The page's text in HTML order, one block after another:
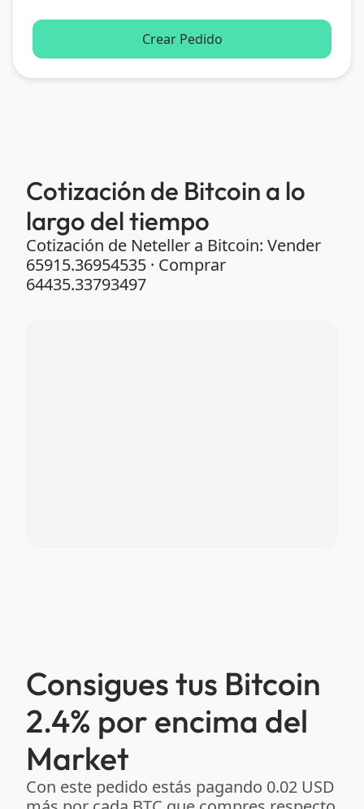
Crear Pedido
Cotización de Bitcoin a lo
largo del tiempo
Cotización de Neteller a Bitcoin: Vender
65915.36954535 · Comprar
64435.33793497
Consigues tus Bitcoin
2.4% por encima del
Market
Con este pedido estás pagando 0.02 USD